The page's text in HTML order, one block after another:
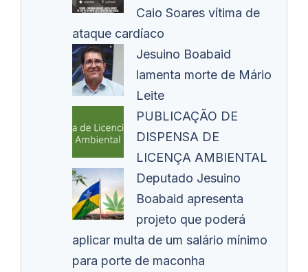
Caio Soares vítima de
ataque cardíaco
Jesuino Boabaid
lamenta morte de Mário
Leite
PUBLICAÇÃO DE
DISPENSA DE
LICENÇA AMBIENTAL
Deputado Jesuino
Boabaid apresenta
projeto que poderá
aplicar multa de um salário mínimo
para porte de maconha